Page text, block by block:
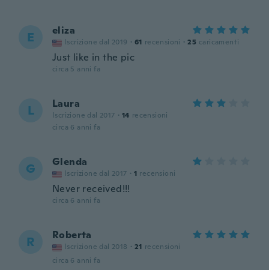
E eliza
Iscrizione dal 2019 · 61 recensioni · 25 caricamenti
Just like in the pic
circa 5 anni fa
L Laura
Iscrizione dal 2017 · 14 recensioni
circa 6 anni fa
G Glenda
Iscrizione dal 2017 · 1 recensioni
Never received!!!
circa 6 anni fa
R Roberta
Iscrizione dal 2018 · 21 recensioni
circa 6 anni fa